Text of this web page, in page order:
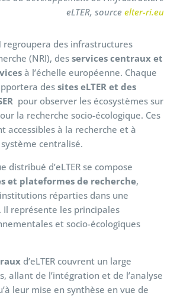
eLTER, source elter-ri.eu
regroupera des infrastructures
(NRI), desservices centraux et
à l’échelle européenne. Chaque
dessites eLTER et des
pour observer les écosystèmes sur
la recherche socio-écologique. Ces
accessibles à la recherche et à
centralisé.
distribué d’eLTER se compose
et plateformes de recherche,
réparties dans une
Il représente les principales
et socio-écologiques
d’eLTER couvrent un large
allant de l’intégration et de l’analyse
leur mise en synthèse en vue de